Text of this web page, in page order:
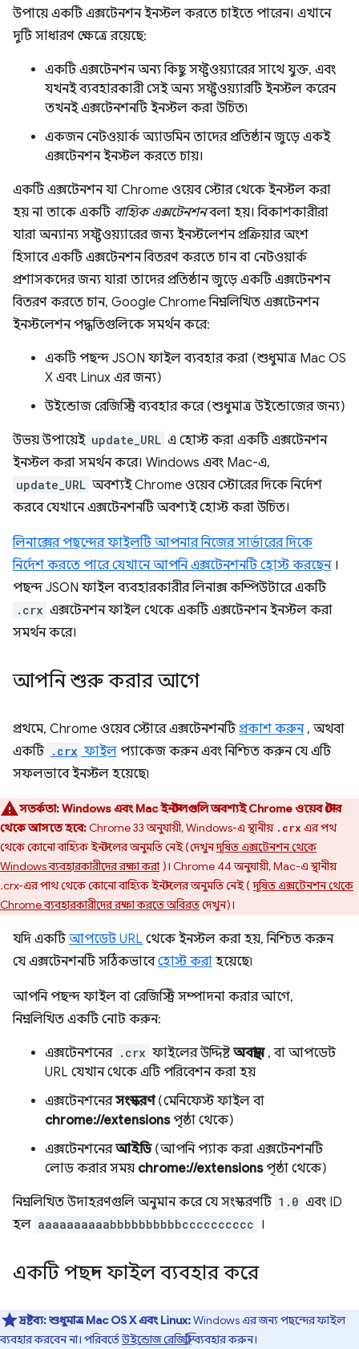
উপায়ে একটি এক্সটেনশন ইনস্টল করতে চাইতে পারেন। এখানে
দুটি সাধারণ ক্ষেত্রে রয়েছে:
একটি এক্সটেনশন অন্য কিছু সফ্টওয়্যারের সাথে যুক্ত, এবং
যখনই ব্যবহারকারী সেই অন্য সফ্টওয়্যারটি ইনস্টল করেন
তখনই এক্সটেনশনটি ইনস্টল করা উচিত৷
একজন নেটওয়ার্ক অ্যাডমিন তাদের প্রতিষ্ঠান জুড়ে একই
এক্সটেনশন ইনস্টল করতে চায়।
একটি এক্সটেনশন যা Chrome ওয়েব স্টোর থেকে ইনস্টল করা
হয় না তাকে একটি বাহ্যিক এক্সটেনশনবলা হয়। বিকাশকারীরা
যারা অন্যান্য সফ্টওয়্যারের জন্য ইনস্টলেশন প্রক্রিয়ার অংশ
হিসাবে একটি এক্সটেনশন বিতরণ করতে চান বা নেটওয়ার্ক
প্রশাসকদের জন্য যারা তাদের প্রতিষ্ঠান জুড়ে একটি এক্সটেনশন
বিতরণ করতে চান, Google Chrome নিম্নলিখিত এক্সটেনশন
ইনস্টলেশন পদ্ধতিগুলিকে সমর্থন করে:
একটি পছন্দ JSON ফাইল ব্যবহার করা (শুধুমাত্র Mac OS
X এবং Linux এর জন্য)
উইন্ডোজ রেজিস্ট্রি ব্যবহার করে (শুধুমাত্র উইন্ডোজের জন্য)
উভয় উপায়েই update_URL এ হোস্ট করা একটি এক্সটেনশন
ইনস্টল করা সমর্থন করে। Windows এবং Mac-এ,
update_URL অবশ্যই Chrome ওয়েব স্টোরের দিকে নির্দেশ
করবে যেখানে এক্সটেনশনটি অবশ্যই হোস্ট করা উচিত।
লিনাক্সের পছন্দের ফাইলটি আপনার নিজের সার্ভারের দিকে
নির্দেশ করতে পারে যেখানে আপনি এক্সটেনশনটি হোস্ট করছেন।
পছন্দ JSON ফাইল ব্যবহারকারীর লিনাক্স কম্পিউটারে একটি
.crx এক্সটেনশন ফাইল থেকে একটি এক্সটেনশন ইনস্টল করা
সমর্থন করে।
আপনি শুরু করার আগে
প্রথমে, Chrome ওয়েব স্টোরে এক্সটেনশনটিপ্রকাশ করুন, অথবা
একটি .crx ফাইল প্যাকেজ করুন এবং নিশ্চিত করুন যে এটি
সফলভাবে ইনস্টল হয়েছে৷
সতর্কতা:Windows এবং Mac ইনস্টলগুলি অবশ্যই Chrome ওয়েব স্টোর
থেকে আসতে হবে:Chrome 33 অনুযায়ী, Windows-এ স্থানীয় .crx এর পথ
থেকে কোনো বাহ্যিক ইনস্টলের অনুমতি নেই (দেখুনদূষিত এক্সটেনশন থেকে
Windows ব্যবহারকারীদের রক্ষা করা)। Chrome 44 অনুযায়ী, Mac-এ স্থানীয়
.crx-এর পাথ থেকে কোনো বাহ্যিক ইনস্টলের অনুমতি নেই (দূষিত এক্সটেনশন থেকে
Chrome ব্যবহারকারীদের রক্ষা করতে অবিরতদেখুন)।
যদি একটিআপডেট URL থেকে ইনস্টল করা হয়, নিশ্চিত করুন
যে এক্সটেনশনটি সঠিকভাবেহোস্ট করা হয়েছে৷
আপনি পছন্দ ফাইল বা রেজিস্ট্রি সম্পাদনা করার আগে,
নিম্নলিখিত একটি নোট করুন:
এক্সটেনশনের .crx ফাইলের উদ্দিষ্টঅবস্থান, বা আপডেট
URL যেখান থেকে এটি পরিবেশন করা হয়
এক্সটেনশনেরসংস্করণ(মেনিফেস্ট ফাইল বা
chrome://extensionsপৃষ্ঠা থেকে)
এক্সটেনশনেরআইডি(আপনি প্যাক করা এক্সটেনশনটি
লোড করার সময় chrome://extensionsপৃষ্ঠা থেকে)
নিম্নলিখিত উদাহরণগুলি অনুমান করে যে সংস্করণটি 1.0 এবং ID
হল aaaaaaaaaabbbbbbbbbbcccccccccc ।
একটি পছন্দ ফাইল ব্যবহার করে
দ্রষ্টব্য:শুধুমাত্র Mac OS X এবং Linux:Windows এর জন্য পছন্দের ফাইল
ব্যবহার করবেন না। পরিবর্তেউইন্ডোজ রেজিস্ট্রিব্যবহার করুন।